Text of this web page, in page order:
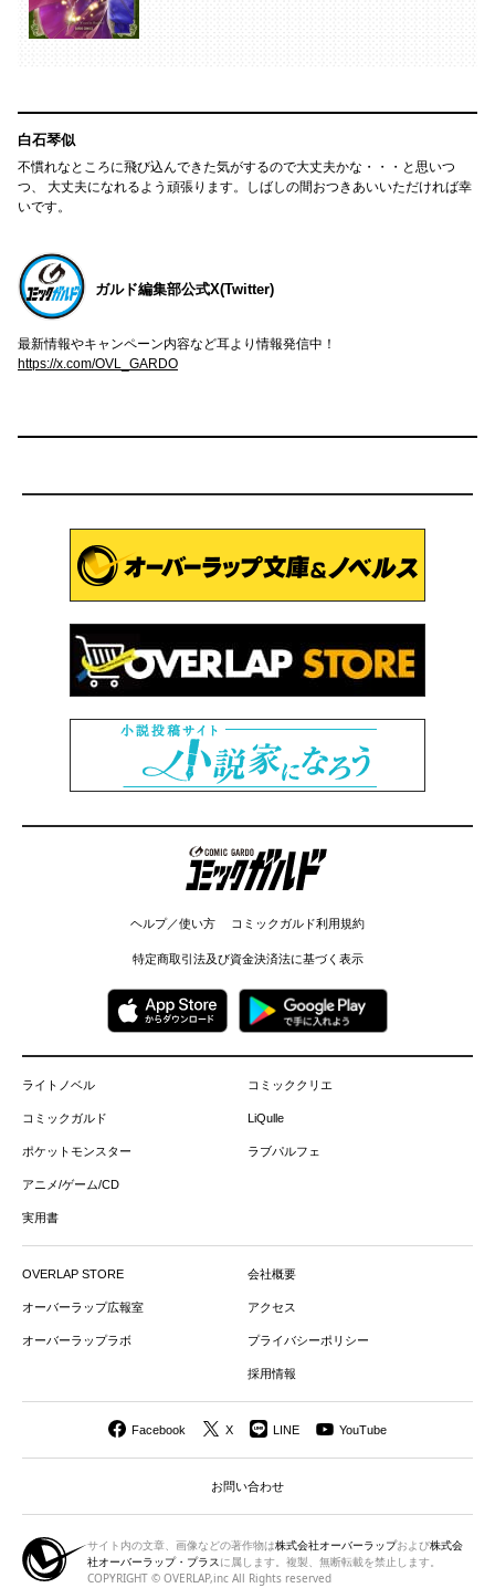
白石琴似
不慣れなところに飛び込んできた気がするので大丈夫かな・・・と思いつ
つ、 大丈夫になれるよう頑張ります。しばしの間おつきあいいただければ幸
いです。
ガルド編集部公式X(Twitter)
最新情報やキャンペーン内容など耳より情報発信中！
https://x.com/OVL_GARDO
コミックガルド
ヘルプ／使い方 コミックガルド利用規約
特定商取引法及び資金決済法に基づく表示
ライトノベル
コミックガルド
ポケットモンスター
アニメ/ゲーム/CD
実用書
コミッククリエ
LiQulle
ラブパルフェ
OVERLAP STORE
オーバーラップ広報室
オーバーラップラボ
会社概要
アクセス
プライバシーポリシー
採用情報
Facebook X LINE YouTube
お問い合わせ
サイト内の文章、画像などの著作物は株式会社オーバーラップおよび株式会
社オーバーラップ・プラスに属します。複製、無断転載を禁止します。
COPYRIGHT © OVERLAP,inc All Rights reserved